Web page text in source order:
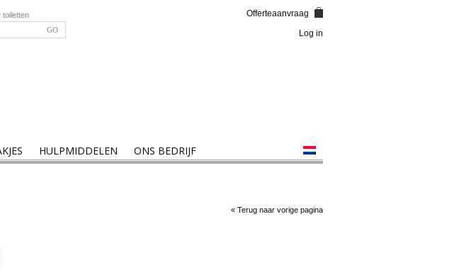
toiletten
Offerteaanvraag
Log in
HULPMIDDELEN ONS BEDRIJF
« Terug naar vorige pagina